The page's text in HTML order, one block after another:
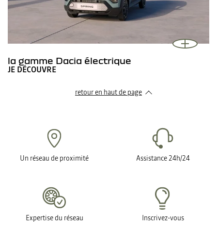
la gamme Dacia électrique
JE DÉCOUVRE
retour en haut de page​
Un réseau de proximité Assistance 24h/24
Expertise du réseau Inscrivez-vous